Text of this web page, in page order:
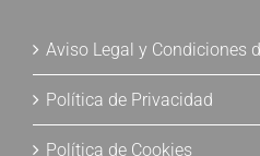
Aviso Legal y Condiciones
Política de Privacidad
Política de Cookies